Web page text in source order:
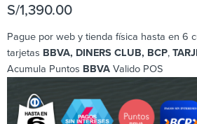
S/1,390.00
Pague por web y tienda física hasta en 6
tarjetas BBVA, DINERS CLUB, BCP,
Acumula Puntos BBVA Valido POS